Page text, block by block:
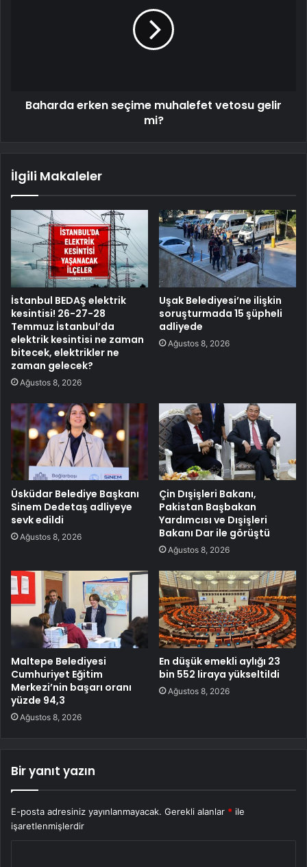
Baharda erken seçime muhalefet vetosu gelir
mi?
İlgili Makaleler
İstanbul BEDAŞ elektrik
kesintisi! 26-27-28
Temmuz İstanbul’da
elektrik kesintisi ne zaman
bitecek, elektrikler ne
zaman gelecek?
Ağustos 8, 2026
Uşak Belediyesi’ne ilişkin
soruşturmada 15 şüpheli
adliyede
Ağustos 8, 2026
Üsküdar Belediye Başkanı
Sinem Dedetaş adliyeye
sevk edildi
Ağustos 8, 2026
Çin Dışişleri Bakanı,
Pakistan Başbakan
Yardımcısı ve Dışişleri
Bakanı Dar ile görüştü
Ağustos 8, 2026
Maltepe Belediyesi
Cumhuriyet Eğitim
Merkezi’nin başarı oranı
yüzde 94,3
Ağustos 8, 2026
En düşük emekli aylığı 23
bin 552 liraya yükseltildi
Ağustos 8, 2026
Bir yanıt yazın
E-posta adresiniz yayınlanmayacak. Gerekli alanlar * ile
işaretlenmişlerdir